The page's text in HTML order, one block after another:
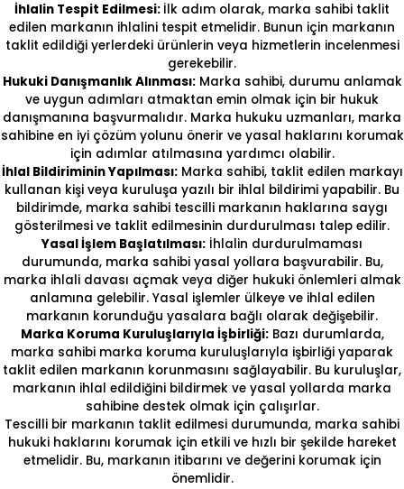
İhlalin Tespit Edilmesi: İlk adım olarak, marka sahibi taklit
edilen markanın ihlalini tespit etmelidir. Bunun için markanın
taklit edildiği yerlerdeki ürünlerin veya hizmetlerin incelenmesi
gerekebilir.
Hukuki Danışmanlık Alınması:Marka sahibi, durumu anlamak
ve uygun adımları atmaktan emin olmak için bir hukuk
danışmanına başvurmalıdır. Marka hukuku uzmanları, marka
sahibine en iyi çözüm yolunu önerir ve yasal haklarını korumak
için adımlar atılmasına yardımcı olabilir.
İhlal Bildiriminin Yapılması:Marka sahibi, taklit edilen markayı
kullanan kişi veya kuruluşa yazılı bir ihlal bildirimi yapabilir. Bu
bildirimde, marka sahibi tescilli markanın haklarına saygı
gösterilmesi ve taklit edilmesinin durdurulması talep edilir.
Yasal İşlem Başlatılması: İhlalin durdurulmaması
durumunda, marka sahibi yasal yollara başvurabilir. Bu,
marka ihlali davası açmak veya diğer hukuki önlemleri almak
anlamına gelebilir. Yasal işlemler ülkeye ve ihlal edilen
markanın korunduğu yasalara bağlı olarak değişebilir.
Marka Koruma Kuruluşlarıyla İşbirliği:Bazı durumlarda,
marka sahibi marka koruma kuruluşlarıyla işbirliği yaparak
taklit edilen markanın korunmasını sağlayabilir. Bu kuruluşlar,
markanın ihlal edildiğini bildirmek ve yasal yollarda marka
sahibine destek olmak için çalışırlar.
Tescilli bir markanın taklit edilmesi durumunda, marka sahibi
hukuki haklarını korumak için etkili ve hızlı bir şekilde hareket
etmelidir. Bu, markanın itibarını ve değerini korumak için
önemlidir.